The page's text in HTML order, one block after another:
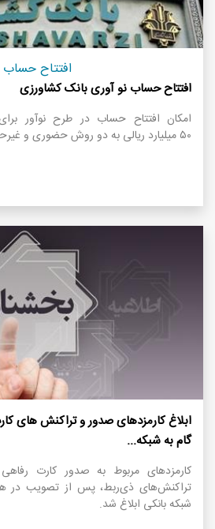
افتتاح
افتتاح حساب نو آوری بانک کشاورزی
۵۰ میلیارد ریالی به دو روش حضوری و غیرحضوری فراهم شد.
ابلاغ کارمزدهای صدور و تراکنش های
گام به شبکه...
کارمزدهای مربوط به صدور کارت
تراکنش‌های ذی‌ربط، پس از تصویب در
شبکه بانکی ابلاغ شد.